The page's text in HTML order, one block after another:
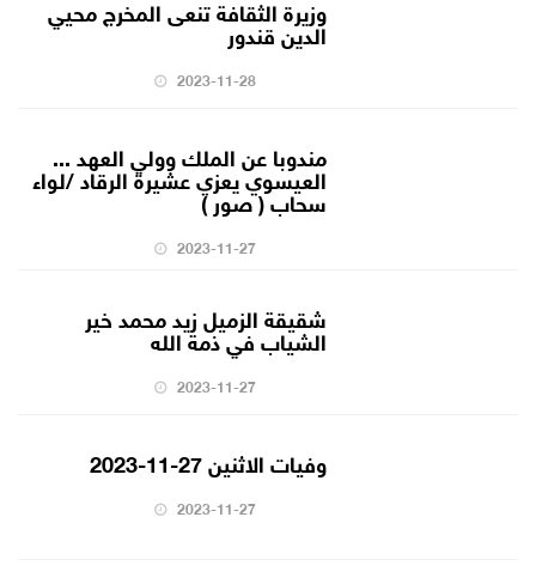
وزيرة الثقافة تنعى المخرج محيي
الدين قندور
2023-11-28
مندوبا عن الملك وولي العهد ...
العيسوي يعزي عشيرة الرقاد /لواء
سحاب ( صور )
2023-11-27
شقيقة الزميل زيد محمد خير
الشياب في ذمة الله
2023-11-27
وفيات الاثنين 27-11-2023
2023-11-27